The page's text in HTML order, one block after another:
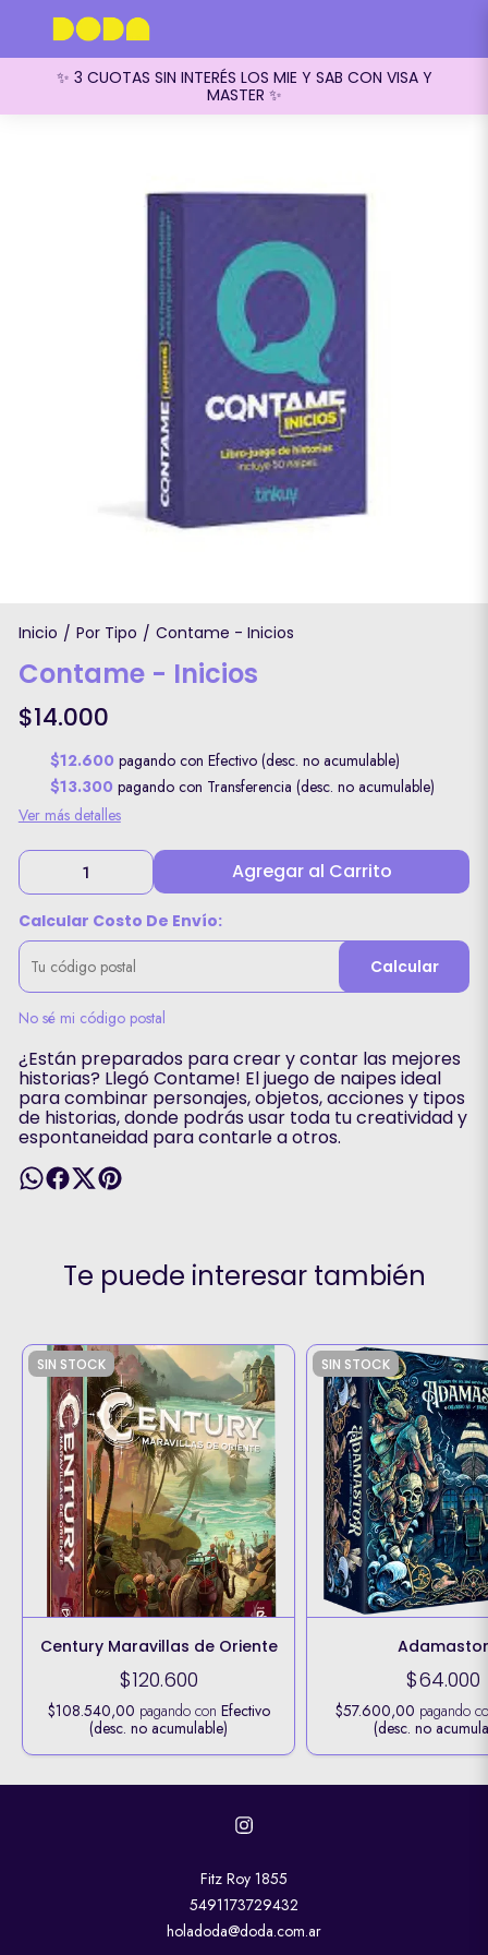
✨ 3 CUOTAS SIN INTERÉS LOS MIE Y SAB CON VISA Y
MASTER ✨
Inicio / Por Tipo / Contame - Inicios
Contame - Inicios
$14.000
$12.600 pagando con Efectivo (desc. no acumulable)
$13.300 pagando con Transferencia (desc. no acumulable)
Ver más detalles
Agregar al Carrito
Calcular Costo De Envío:
Calcular
No sé mi código postal
¿Están preparados para crear y contar las mejores
historias? Llegó Contame! El juego de naipes ideal
para combinar personajes, objetos, acciones y tipos
de historias, donde podrás usar toda tu creatividad y
espontaneidad para contarle a otros.
Te puede interesar también
SIN STOCK
Century Maravillas de Oriente
$120.600
$108.540,00 pagando con Efectivo
(desc. no acumulable)
SIN STOCK
Adamastor
$64.000
$57.600,00 pagando
(desc. no
Fitz Roy 1855
5491173729432
holadoda@doda.com.ar